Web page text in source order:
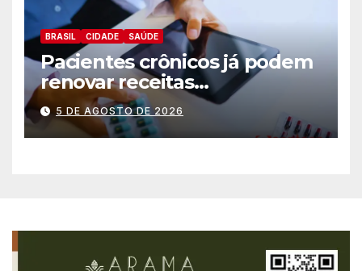
BRASIL CIDADE SAÚDE
Pacientes crônicos já podem
renovar receitas
automaticamente pelo
aplicativo da Prefeitura
5 DE AGOSTO DE 2026